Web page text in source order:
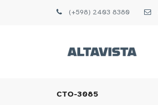
(+598) 2403 8380
CTO-3085